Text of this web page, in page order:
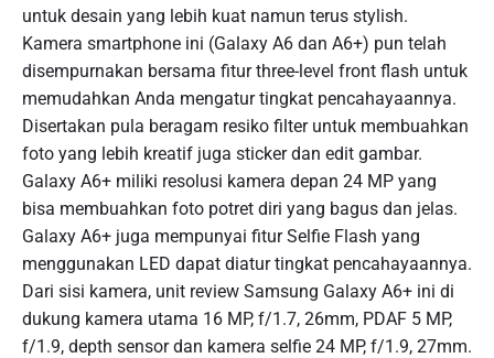
untuk desain yang lebih kuat namun terus stylish.
Kamera smartphone ini (Galaxy A6 dan A6+) pun telah
disempurnakan bersama fitur three-level front flash untuk
memudahkan Anda mengatur tingkat pencahayaannya.
Disertakan pula beragam resiko filter untuk membuahkan
foto yang lebih kreatif juga sticker dan edit gambar.
Galaxy A6+ miliki resolusi kamera depan 24 MP yang
bisa membuahkan foto potret diri yang bagus dan jelas.
Galaxy A6+ juga mempunyai fitur Selfie Flash yang
menggunakan LED dapat diatur tingkat pencahayaannya.
Dari sisi kamera, unit review Samsung Galaxy A6+ ini di
dukung kamera utama 16 MP, f/1.7, 26mm, PDAF 5 MP,
f/1.9, depth sensor dan kamera selfie 24 MP, f/1.9, 27mm.